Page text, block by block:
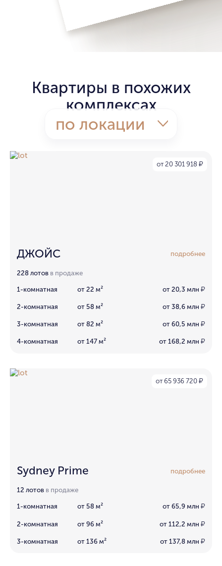
Квартиры в похожих
комплексах
по локации
от 20 301 918 ₽
ДЖОЙС подробнее
228 лотов в продаже
1-комнатная от 22 м² от 20,3 млн ₽
2-комнатная от 58 м² от 38,6 млн ₽
3-комнатная от 82 м² от 60,5 млн ₽
4-комнатная от 147 м² от 168,2 млн ₽
от 65 936 720 ₽
Sydney Prime подробнее
12 лотов в продаже
1-комнатная от 58 м² от 65,9 млн ₽
2-комнатная от 96 м² от 112,2 млн ₽
3-комнатная от 136 м² от 137,8 млн ₽